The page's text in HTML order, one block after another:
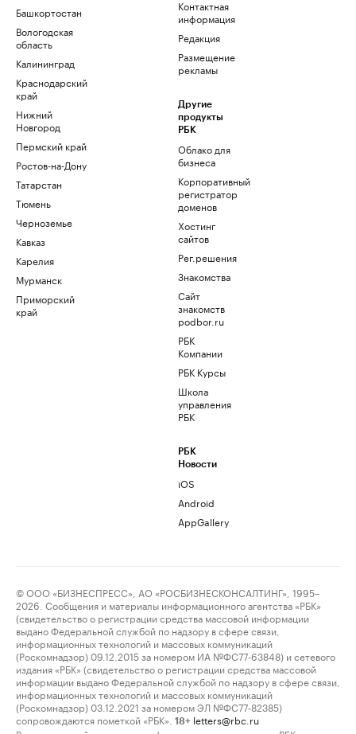
Башкортостан
Вологодская
область
Калининград
Краснодарский
край
Нижний
Новгород
Пермский край
Ростов-на-Дону
Татарстан
Тюмень
Черноземье
Кавказ
Карелия
Мурманск
Приморский
край
Контактная
информация
Редакция
Размещение
рекламы
Другие
продукты
РБК
Облако для
бизнеса
Корпоративный
регистратор
доменов
Хостинг
сайтов
Рег.решения
Знакомства
Сайт
знакомств
podbor.ru
РБК
Компании
РБК Курсы
Школа
управления
РБК
РБК
Новости
iOS
Android
AppGallery
© ООО «БИЗНЕСПРЕСС», АО «РОСБИЗНЕСКОНСАЛТИНГ», 1995–
2026. Сообщения и материалы информационного агентства «РБК»
(свидетельство о регистрации средства массовой информации
выдано Федеральной службой по надзору в сфере связи,
информационных технологий и массовых коммуникаций
(Роскомнадзор) 09.12.2015 за номером ИА №ФС77-63848) и сетевого
издания «РБК» (свидетельство о регистрации средства массовой
информации выдано Федеральной службой по надзору в сфере связи,
информационных технологий и массовых коммуникаций
(Роскомнадзор) 03.12.2021 за номером ЭЛ №ФС77-82385)
сопровождаются пометкой «РБК».
18+ letters@rbc.ru